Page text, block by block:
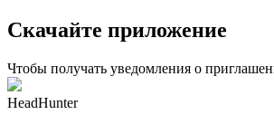
Скачайте приложение
Чтобы получать уведомления о
HeadHunter